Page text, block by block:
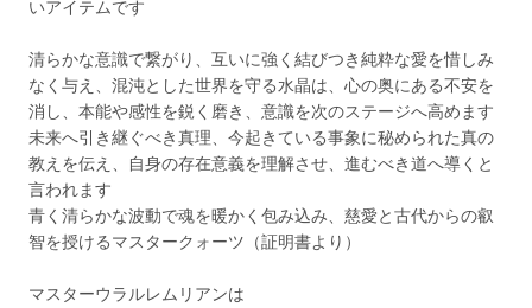
いアイテムです
清らかな意識で繋がり、互いに強く結びつき純粋な愛を惜しみ
なく与え、混沌とした世界を守る水晶は、心の奥にある不安を
消し、本能や感性を鋭く磨き、意識を次のステージへ高めます
未来へ引き継ぐべき真理、今起きている事象に秘められた真の
教えを伝え、自身の存在意義を理解させ、進むべき道へ導くと
言われます
青く清らかな波動で魂を暖かく包み込み、慈愛と古代からの叡
智を授けるマスタークォーツ（証明書より）
マスターウラルレムリアンは